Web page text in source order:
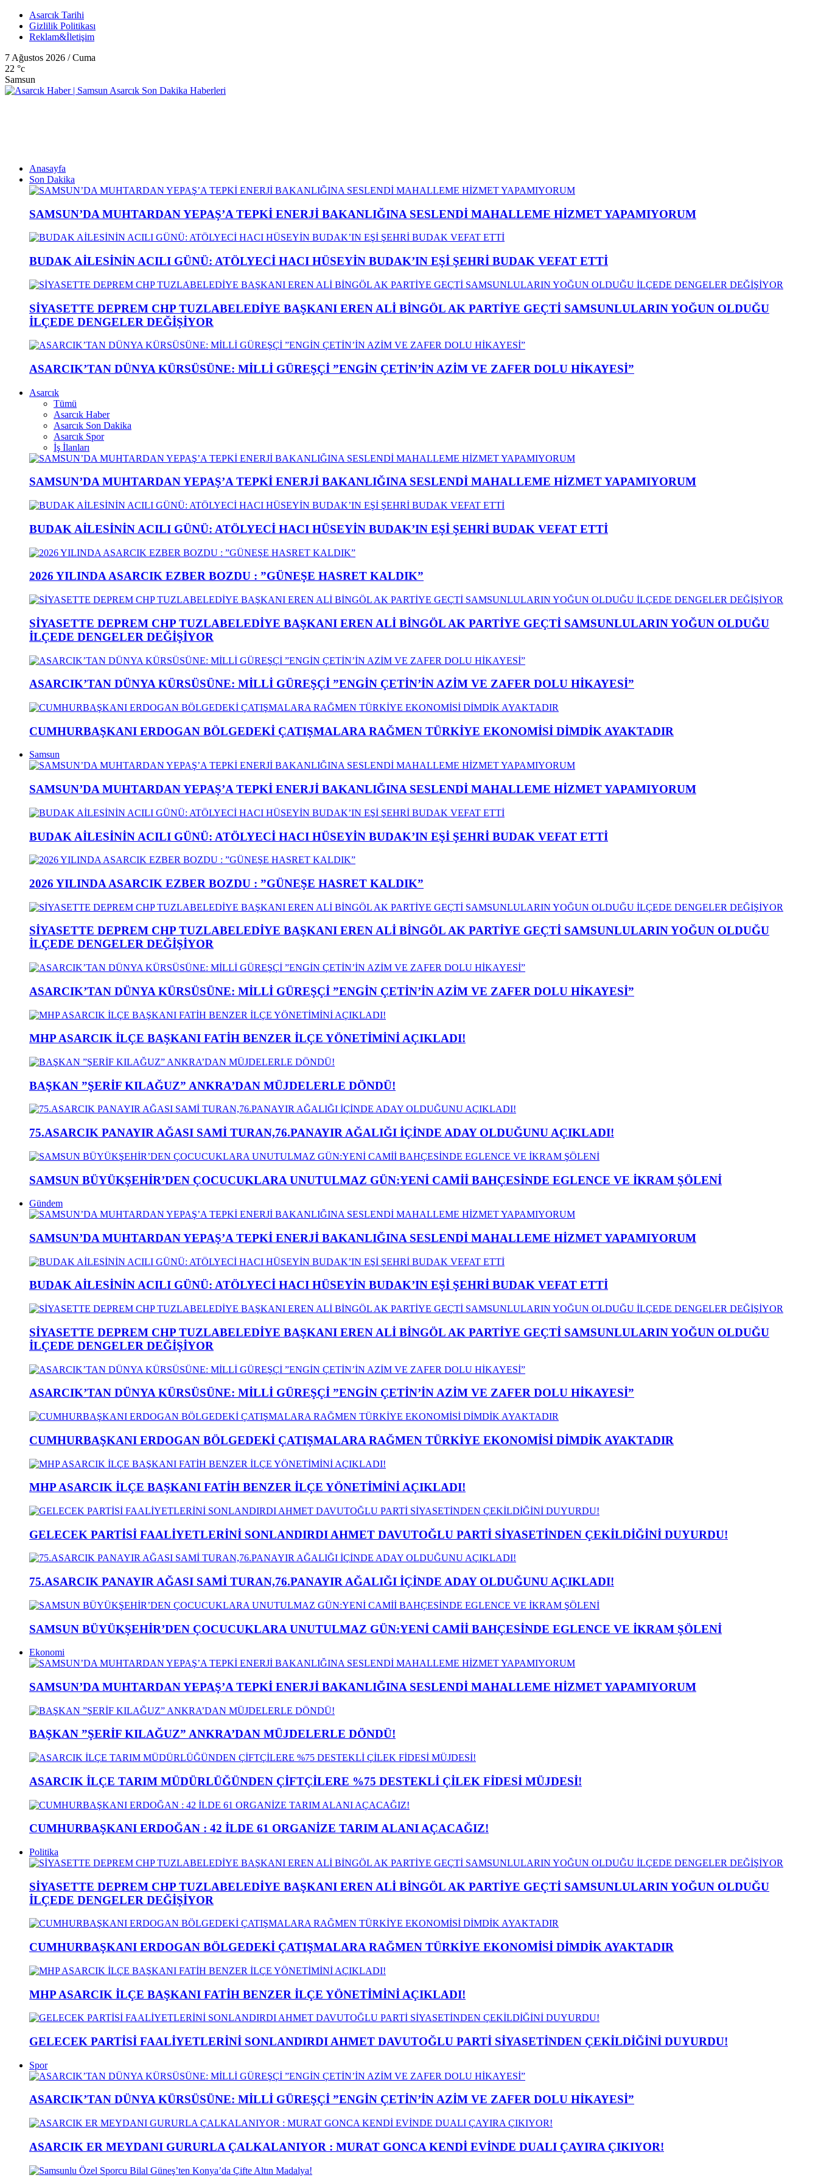
Asarcık Tarihi
Gizlilik Politikası
Reklam&İletişim
7 Ağustos 2026 / Cuma
22 °c
Samsun
Anasayfa
Son Dakika
SAMSUN’DA MUHTARDAN YEPAŞ’A TEPKİ ENERJİ BAKANLIĞINA SESLENDİ MAHALLEME HİZMET YAPAMIYORUM
BUDAK AİLESİNİN ACILI GÜNÜ: ATÖLYECİ HACI HÜSEYİN BUDAK’IN EŞİ ŞEHRİ BUDAK VEFAT ETTİ
SİYASETTE DEPREM CHP TUZLABELEDİYE BAŞKANI EREN ALİ BİNGÖL AK PARTİYE GEÇTİ SAMSUNLULARIN YOĞUN OLDUĞU
İLÇEDE DENGELER DEĞİŞİYOR
ASARCIK’TAN DÜNYA KÜRSÜSÜNE: MİLLİ GÜREŞÇİ ”ENGİN ÇETİN’İN AZİM VE ZAFER DOLU HİKAYESİ”
Asarcık
Tümü
Asarcık Haber
Asarcık Son Dakika
Asarcık Spor
İş İlanları
SAMSUN’DA MUHTARDAN YEPAŞ’A TEPKİ ENERJİ BAKANLIĞINA SESLENDİ MAHALLEME HİZMET YAPAMIYORUM
BUDAK AİLESİNİN ACILI GÜNÜ: ATÖLYECİ HACI HÜSEYİN BUDAK’IN EŞİ ŞEHRİ BUDAK VEFAT ETTİ
2026 YILINDA ASARCIK EZBER BOZDU : ”GÜNEŞE HASRET KALDIK”
SİYASETTE DEPREM CHP TUZLABELEDİYE BAŞKANI EREN ALİ BİNGÖL AK PARTİYE GEÇTİ SAMSUNLULARIN YOĞUN OLDUĞU
İLÇEDE DENGELER DEĞİŞİYOR
ASARCIK’TAN DÜNYA KÜRSÜSÜNE: MİLLİ GÜREŞÇİ ”ENGİN ÇETİN’İN AZİM VE ZAFER DOLU HİKAYESİ”
CUMHURBAŞKANI ERDOGAN BÖLGEDEKİ ÇATIŞMALARA RAĞMEN TÜRKİYE EKONOMİSİ DİMDİK AYAKTADIR
Samsun
SAMSUN’DA MUHTARDAN YEPAŞ’A TEPKİ ENERJİ BAKANLIĞINA SESLENDİ MAHALLEME HİZMET YAPAMIYORUM
BUDAK AİLESİNİN ACILI GÜNÜ: ATÖLYECİ HACI HÜSEYİN BUDAK’IN EŞİ ŞEHRİ BUDAK VEFAT ETTİ
2026 YILINDA ASARCIK EZBER BOZDU : ”GÜNEŞE HASRET KALDIK”
SİYASETTE DEPREM CHP TUZLABELEDİYE BAŞKANI EREN ALİ BİNGÖL AK PARTİYE GEÇTİ SAMSUNLULARIN YOĞUN OLDUĞU
İLÇEDE DENGELER DEĞİŞİYOR
ASARCIK’TAN DÜNYA KÜRSÜSÜNE: MİLLİ GÜREŞÇİ ”ENGİN ÇETİN’İN AZİM VE ZAFER DOLU HİKAYESİ”
MHP ASARCIK İLÇE BAŞKANI FATİH BENZER İLÇE YÖNETİMİNİ AÇIKLADI!
BAŞKAN ”ŞERİF KILAĞUZ” ANKRA’DAN MÜJDELERLE DÖNDÜ!
75.ASARCIK PANAYIR AĞASI SAMİ TURAN,76.PANAYIR AĞALIĞI İÇİNDE ADAY OLDUĞUNU AÇIKLADI!
SAMSUN BÜYÜKŞEHİR’DEN ÇOCUCUKLARA UNUTULMAZ GÜN:YENİ CAMİİ BAHÇESİNDE EGLENCE VE İKRAM ŞÖLENİ
Gündem
SAMSUN’DA MUHTARDAN YEPAŞ’A TEPKİ ENERJİ BAKANLIĞINA SESLENDİ MAHALLEME HİZMET YAPAMIYORUM
BUDAK AİLESİNİN ACILI GÜNÜ: ATÖLYECİ HACI HÜSEYİN BUDAK’IN EŞİ ŞEHRİ BUDAK VEFAT ETTİ
SİYASETTE DEPREM CHP TUZLABELEDİYE BAŞKANI EREN ALİ BİNGÖL AK PARTİYE GEÇTİ SAMSUNLULARIN YOĞUN OLDUĞU
İLÇEDE DENGELER DEĞİŞİYOR
ASARCIK’TAN DÜNYA KÜRSÜSÜNE: MİLLİ GÜREŞÇİ ”ENGİN ÇETİN’İN AZİM VE ZAFER DOLU HİKAYESİ”
CUMHURBAŞKANI ERDOGAN BÖLGEDEKİ ÇATIŞMALARA RAĞMEN TÜRKİYE EKONOMİSİ DİMDİK AYAKTADIR
MHP ASARCIK İLÇE BAŞKANI FATİH BENZER İLÇE YÖNETİMİNİ AÇIKLADI!
GELECEK PARTİSİ FAALİYETLERİNİ SONLANDIRDI AHMET DAVUTOĞLU PARTİ SİYASETİNDEN ÇEKİLDİĞİNİ DUYURDU!
75.ASARCIK PANAYIR AĞASI SAMİ TURAN,76.PANAYIR AĞALIĞI İÇİNDE ADAY OLDUĞUNU AÇIKLADI!
SAMSUN BÜYÜKŞEHİR’DEN ÇOCUCUKLARA UNUTULMAZ GÜN:YENİ CAMİİ BAHÇESİNDE EGLENCE VE İKRAM ŞÖLENİ
Ekonomi
SAMSUN’DA MUHTARDAN YEPAŞ’A TEPKİ ENERJİ BAKANLIĞINA SESLENDİ MAHALLEME HİZMET YAPAMIYORUM
BAŞKAN ”ŞERİF KILAĞUZ” ANKRA’DAN MÜJDELERLE DÖNDÜ!
ASARCIK İLÇE TARIM MÜDÜRLÜĞÜNDEN ÇİFTÇİLERE %75 DESTEKLİ ÇİLEK FİDESİ MÜJDESİ!
CUMHURBAŞKANI ERDOĞAN : 42 İLDE 61 ORGANİZE TARIM ALANI AÇACAĞIZ!
Politika
SİYASETTE DEPREM CHP TUZLABELEDİYE BAŞKANI EREN ALİ BİNGÖL AK PARTİYE GEÇTİ SAMSUNLULARIN YOĞUN OLDUĞU
İLÇEDE DENGELER DEĞİŞİYOR
CUMHURBAŞKANI ERDOGAN BÖLGEDEKİ ÇATIŞMALARA RAĞMEN TÜRKİYE EKONOMİSİ DİMDİK AYAKTADIR
MHP ASARCIK İLÇE BAŞKANI FATİH BENZER İLÇE YÖNETİMİNİ AÇIKLADI!
GELECEK PARTİSİ FAALİYETLERİNİ SONLANDIRDI AHMET DAVUTOĞLU PARTİ SİYASETİNDEN ÇEKİLDİĞİNİ DUYURDU!
Spor
ASARCIK’TAN DÜNYA KÜRSÜSÜNE: MİLLİ GÜREŞÇİ ”ENGİN ÇETİN’İN AZİM VE ZAFER DOLU HİKAYESİ”
ASARCIK ER MEYDANI GURURLA ÇALKALANIYOR : MURAT GONCA KENDİ EVİNDE DUALI ÇAYIRA ÇIKIYOR!